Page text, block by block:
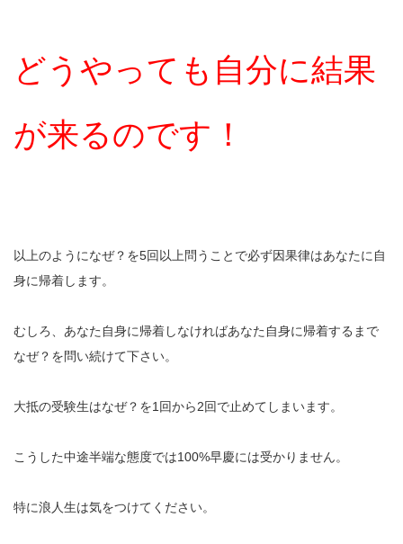
どうやっても 自分に結果
が来るのです！
以上のようになぜ？を5回以上問うことで必ず因果律はあなたに自
身に帰着します。
むしろ、あなた自身に帰着しなければあなた自身に帰着するまで
なぜ？を問い続けて下さい。
大抵の受験生はなぜ？を1回から2回で止めてしまいます。
こうした中途半端な態度では100%早慶には受かりません。
特に浪人生は気をつけてください。